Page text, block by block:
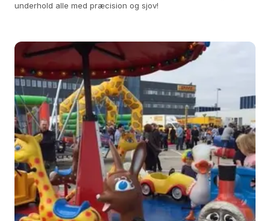
underhold alle med præcision og sjov!